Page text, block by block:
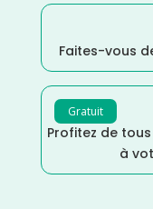
Faites-vous
Gratuit
Profitez de
à